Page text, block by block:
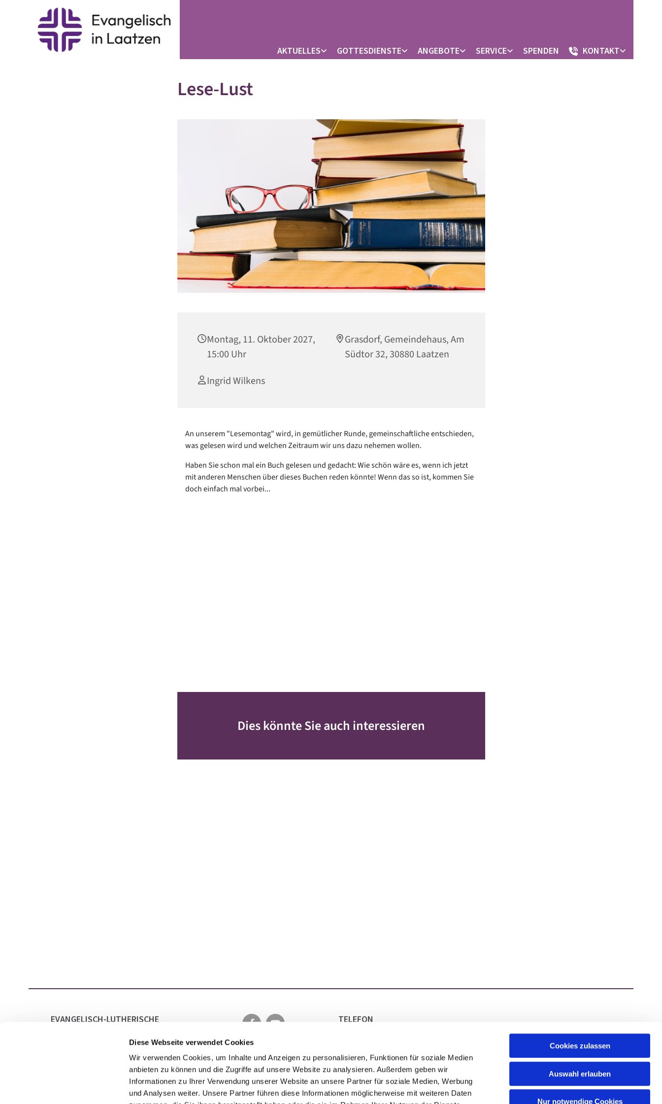
Diese Webseite verwendet Cookies
Wir verwenden Cookies, um Inhalte und Anzeigen zu personalisieren, Funktionen für soziale Medien
anbieten zu können und die Zugriffe auf unsere Website zu analysieren. Außerdem geben wir
Informationen zu Ihrer Verwendung unserer Website an unsere Partner für soziale Medien, Werbung
und Analysen weiter. Unsere Partner führen diese Informationen möglicherweise mit weiteren Daten
Cookies zulassen
Auswahl erlauben
Nur notwendige Cookies
AKTUELLES GOTTESDIENSTE ANGEBOTE SERVICE SPENDEN KONTAKT
Lese-Lust
Montag, 11. Oktober 2027,
15:00 Uhr
Grasdorf, Gemeindehaus, Am
Südtor 32, 30880 Laatzen
Ingrid Wilkens
An unserem "Lesemontag" wird, in gemütlicher Runde, gemeinschaftliche entschieden,
was gelesen wird und welchen Zeitraum wir uns dazu nehemen wollen.
Haben Sie schon mal ein Buch gelesen und gedacht: Wie schön wäre es, wenn ich jetzt
mit anderen Menschen über dieses Buchen reden könnte! Wenn das so ist, kommen Sie
doch einfach mal vorbei...
Dies könnte Sie auch interessieren
EVANGELISCH-LUTHERISCHE
TELEFON